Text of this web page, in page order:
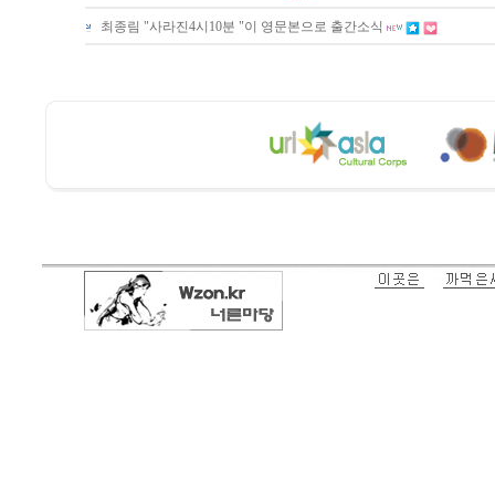
최종림 "사라진4시10분 "이 영문본으로 출간소식